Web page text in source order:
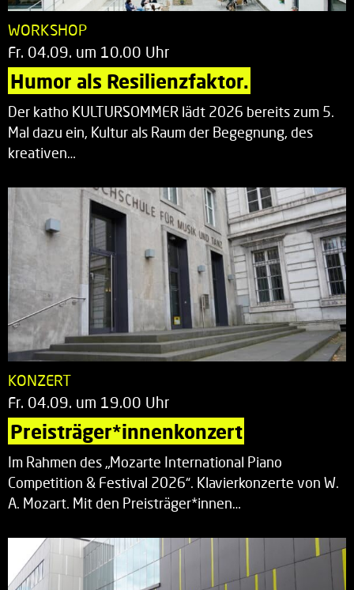
WORKSHOP
Fr. 04.09. um 10.00 Uhr
Humor als Resilienzfaktor.
Der katho KULTURSOMMER lädt 2026 bereits zum 5.
Mal dazu ein, Kultur als Raum der Begegnung, des
kreativen…
KONZERT
Fr. 04.09. um 19.00 Uhr
Preisträger*innenkonzert
Im Rahmen des „Mozarte International Piano
Competition & Festival 2026“. Klavierkonzerte von W.
A. Mozart. Mit den Preisträger*innen…